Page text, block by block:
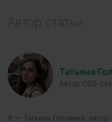
Автор статьи
Татьяна
Автор СЕО-
Я — Татьяна Головина,